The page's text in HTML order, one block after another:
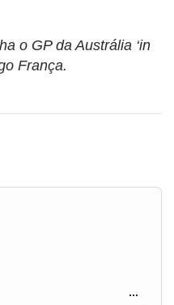
o GP da Austrália ‘in
França.
...